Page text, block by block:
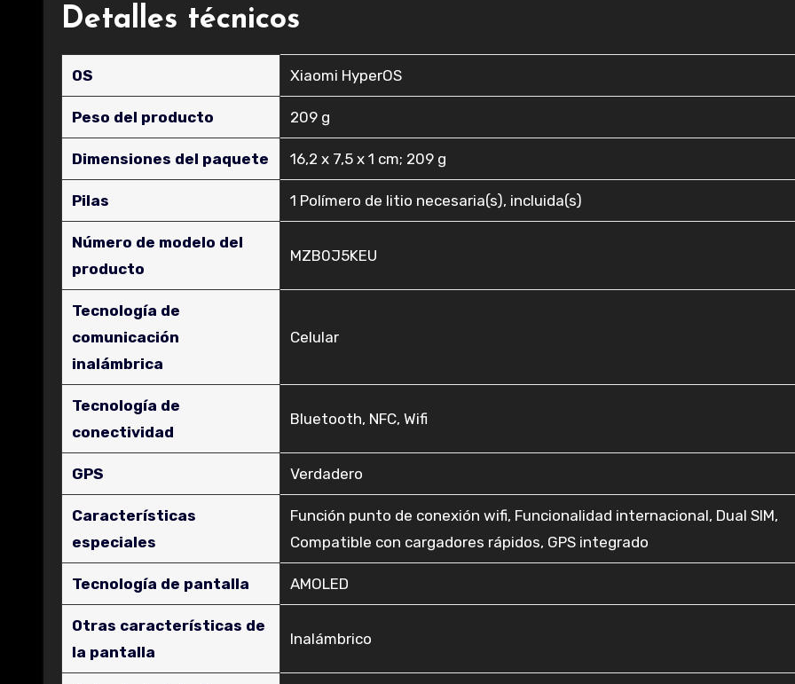
Detalles técnicos
OS ‎Xiaomi HyperOS
Peso del producto ‎209 g
Dimensiones del paquete ‎16,2 x 7,5 x 1 cm; 209 g
Pilas ‎1 Polímero de litio necesaria(s), incluida(s)
Número de modelo del
producto
‎MZB0J5KEU
Tecnología de
comunicación
inalámbrica
‎Celular
Tecnología de
conectividad
‎Bluetooth, NFC, Wifi
GPS ‎Verdadero
Características
especiales
‎Función punto de conexión wifi, Funcionalidad internacional, Dual SIM,
Compatible con cargadores rápidos, GPS integrado
Tecnología de pantalla ‎AMOLED
Otras características de
la pantalla
‎Inalámbrico